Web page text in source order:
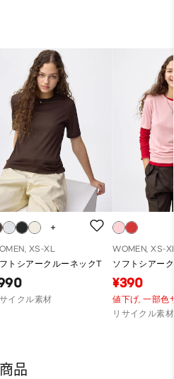
XS-XL
トシアークルーネックT
イクル素材
WOMEN, XS-
ソフトシアー
¥390
値下げ,一部色
リサイクル素材
品